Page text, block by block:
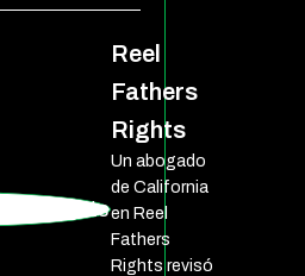
Reel
Fathers
Rights
Un abogado
de California
en Reel
Fathers
Rights revisó